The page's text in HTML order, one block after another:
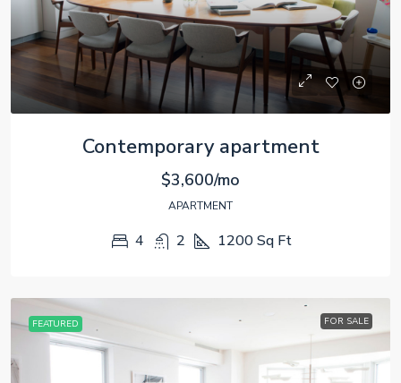
Contemporary apartment
$3,600/mo
APARTMENT
4 2 1200 Sq Ft
FEATURED FOR SALE